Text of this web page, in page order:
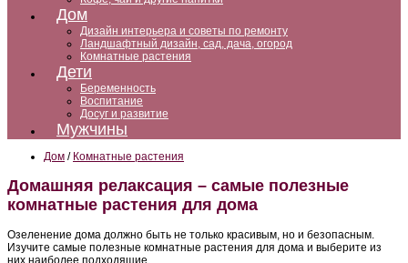
Дом
Дизайн интерьера и советы по ремонту
Ландшафтный дизайн, сад, дача, огород
Комнатные растения
Дети
Беременность
Воспитание
Досуг и развитие
Мужчины
Дом / Комнатные растения
Домашняя релаксация – самые полезные
комнатные растения для дома
Озеленение дома должно быть не только красивым, но и безопасным.
Изучите самые полезные комнатные растения для дома и выберите из
них наиболее подходящие.